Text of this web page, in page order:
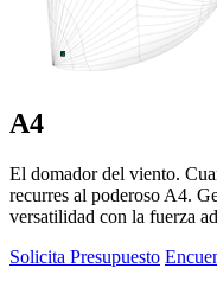
A4
El domador del viento.
recurres al poderoso A4.
versatilidad con la fuerza
Solicita Presupuesto